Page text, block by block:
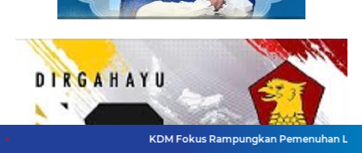
KDM Fokus Rampungkan Pemenuhan Layanan Dasar